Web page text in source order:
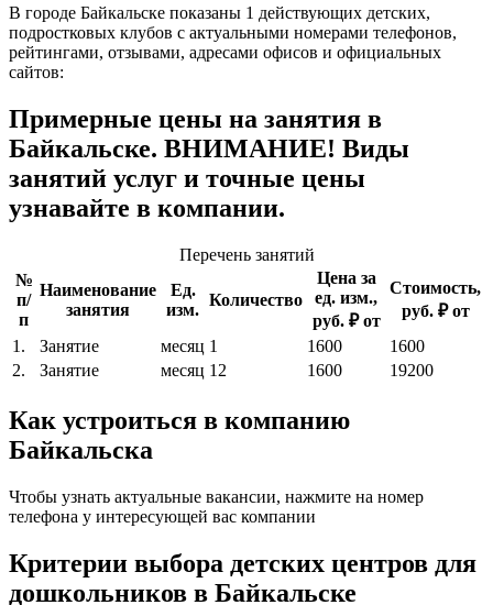
В городе Байкальске показаны 1 действующих детских,
подростковых клубов с актуальными номерами телефонов,
рейтингами, отзывами, адресами офисов и официальных
сайтов:
Примерные цены на занятия в
Байкальске. ВНИМАНИЕ! Виды
занятий услуг и точные цены
узнавайте в компании.
Перечень занятий
№
п/
п
Наименование
занятия
Ед.
изм.
Количество
Цена за
ед. изм.,
руб. ₽ от
Стоимость,
руб. ₽ от
1.
Занятие месяц 1 1600
1600
2.
Занятие месяц 12 1600 19200
Как устроиться в компанию
Байкальска
Чтобы узнать актуальные вакансии, нажмите на номер
телефона у интересующей вас компании
Критерии выбора детских центров для
дошкольников в Байкальске